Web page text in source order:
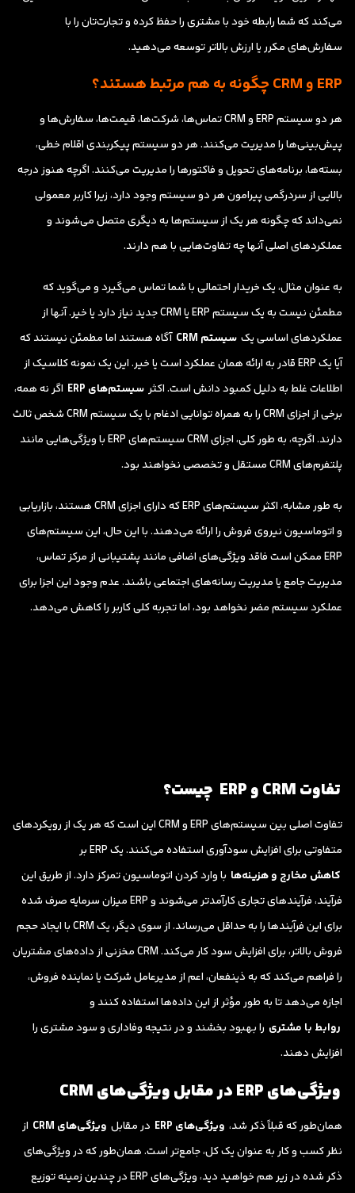
می‌کند که شما رابطه خود با مشتری را حفظ کرده و تجارت‌تان را با
سفارش‌های مکرر یا ارزش بالاتر توسعه می‌دهید.
ERP و CRM چگونه به هم مرتبط هستند؟
هر دو سیستم ERP و CRM تماس‌ها، شرکت‌ها، قیمت‌ها، سفارش‌ها و
پیش‌بینی‌ها را مدیریت می‌کنند. هر دو سیستم پیکربندی اقلام خطی،
بسته‌ها، برنامه‌های تحویل و فاکتورها را مدیریت می‌کنند. اگرچه هنوز درجه
بالایی از سردرگمی پیرامون هر دو سیستم وجود دارد، زیرا کاربر معمولی
نمی‌داند که چگونه هر یک از سیستم‌ها به دیگری متصل می‌شوند و
عملکردهای اصلی آنها چه تفاوت‌هایی با هم دارند.
به عنوان مثال، یک خریدار احتمالی با شما تماس می‌گیرد و می‌گوید که
مطمئن نیست به یک سیستم ERP یا CRM جدید نیاز دارد یا خیر. آنها از
عملکردهای اساسی یک سیستم CRM
آگاه هستند اما مطمئن نیستند که
آیا یک ERP قادر به ارائه همان عملکرد است یا خیر. این یک نمونه کلاسیک از
اطلاعات غلط به دلیل کمبود دانش است. اکثر سیستم‌های ERP
اگر نه همه،
برخی از اجزای CRM را به همراه توانایی ادغام با یک سیستم CRM شخص ثالث
دارند. اگرچه، به طور کلی، اجزای CRM سیستم‌های ERP با ویژگی‌هایی مانند
پلتفرم‌های CRM مستقل و تخصصی نخواهند بود.
به طور مشابه، اکثر سیستم‌های ERP که دارای اجزای CRM هستند، بازاریابی
و اتوماسیون نیروی فروش را ارائه می‌دهند. با این حال، این سیستم‌های
ERP ممکن است فاقد ویژگی‌های اضافی مانند پشتیبانی از مرکز تماس،
مدیریت جامع یا مدیریت رسانه‌های اجتماعی باشند. عدم وجود این اجزا برای
عملکرد سیستم مضر نخواهد بود، اما تجربه کلی کاربر را کاهش می‌دهد.
تفاوتCRM و ERP چیست؟
تفاوت اصلی بین سیستم‌های ERP و CRM این است که هر یک از رویکردهای
متفاوتی برای افزایش سودآوری استفاده می‌کنند. یک ERP بر
کاهش مخارج و هزینه‌ها با وارد کردن اتوماسیون تمرکز دارد. از طریق این
فرآیند، فرآیندهای تجاری کارآمدتر می‌شوند و ERP میزان سرمایه صرف شده
برای این فرآیندها را به حداقل می‌رساند. از سوی دیگر، یک CRM با ایجاد حجم
فروش بالاتر، برای افزایش سود کار می‌کند. CRM مخزنی از داده‌های مشتریان
را فراهم می‌کند که به ذینفعان، اعم از مدیرعامل شرکت یا نماینده فروش،
اجازه می‌دهد تا به طور مؤثر از این داده‌ها استفاده کنند و
روابط با مشتری را بهبود بخشند و در نتیجه وفاداری و سود مشتری را
افزایش دهند.
ویژگی‌های ERP در مقابل ویژگی‌های CRM
همان‌طور که قبلاً ذکر شد، ویژگی‌های ERP در مقابل ویژگی‌های CRM
از
نظر کسب و کار به عنوان یک کل، جامع‌تر است. همان‌طور که در ویژگی‌های
ذکر شده در زیر هم خواهید دید، ویژگی‌های ERP در چندین زمینه توزیع